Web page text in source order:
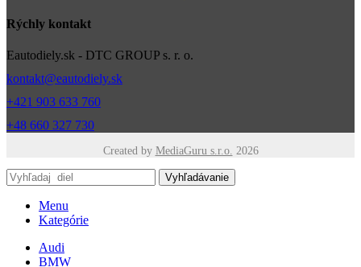
Rýchly kontakt
Eautodiely.sk - DTC GROUP s. r. o.
kontakt@eautodiely.sk
+421 903 633 760
+48 660 327 730
Created by MediaGuru s.r.o. 2026
Vyhľadávanie
Menu
Kategórie
Audi
BMW